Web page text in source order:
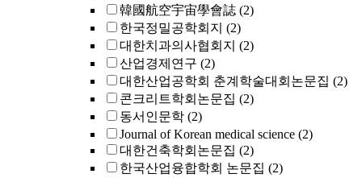
韓國航空宇宙學會誌 (2)
한국정밀공학회지 (2)
대한치과의사협회지 (2)
산업경제연구 (2)
대한산업공학회 춘계학술대회논문집 (2)
콘크리트학회논문집 (2)
동서인문학 (2)
Journal of Korean medical science (2)
대한건축학회논문집 (2)
한국산업융합학회 논문집 (2)